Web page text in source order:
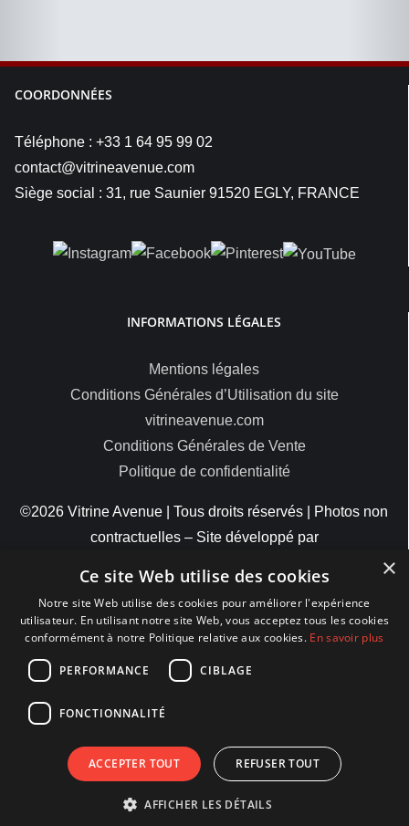
COORDONNÉES
Téléphone : +33 1 64 95 99 02
contact@vitrineavenue.com
Siège social : 31, rue Saunier 91520 EGLY, FRANCE
INFORMATIONS LÉGALES
Mentions légales
Conditions Générales d’Utilisation du site
vitrineavenue.com
Conditions Générales de Vente
Politique de confidentialité
©2026 Vitrine Avenue | Tous droits réservés | Photos non
contractuelles – Site développé par
MODES DE PAIEMENT
×
Ce site Web utilise des cookies
Notre site Web utilise des cookies pour améliorer l'expérience
utilisateur. En utilisant notre site Web, vous acceptez tous les cookies
conformément à notre Politique relative aux cookies. En savoir plus
PERFORMANCE CIBLAGE
FONCTIONNALITÉ
ACCEPTER TOUT REFUSER TOUT
AFFICHER LES DÉTAILS